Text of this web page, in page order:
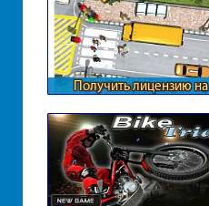
Получить лицензию на